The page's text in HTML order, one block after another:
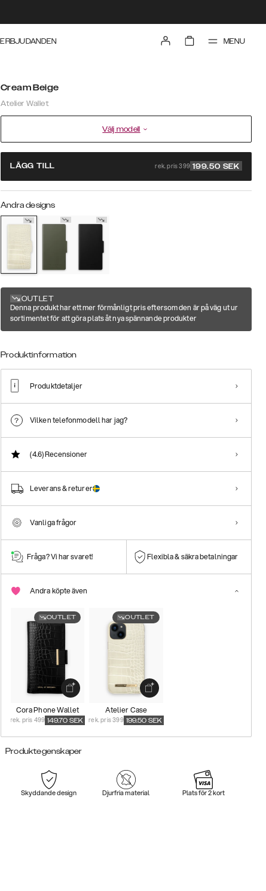
ERBJUDANDEN MENU
Cream Beige
Atelier Wallet
Välj modell
LÄGG TILL rek. pris 399 199.50 SEK
Andra designs
OUTLET
Denna produkt har ett mer förmånligt pris eftersom den är på väg ut ur
sortimentet för att göra plats åt nya spännande produkter
Produktinformation
Produktdetaljer
Vilken telefonmodell har jag?
(4.6)Recensioner
Leverans & returer
Vanliga frågor
Fråga? Vi har svaret! Flexibla & säkra betalningar
Andra köpte även
OUTLET
Cora Phone Wallet
rek. pris 499 149.70 SEK
OUTLET
Atelier Case
rek. pris 399 199.50 SEK
Produktegenskaper
Skyddande design Djurfria material Plats för 2 kort